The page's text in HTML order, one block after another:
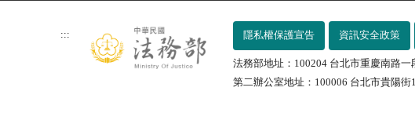
::: 隱私權保護宣告 資訊安全政策
法務部地址：100204 台北市重慶南路
第二辦公室地址：100006 台北市貴陽